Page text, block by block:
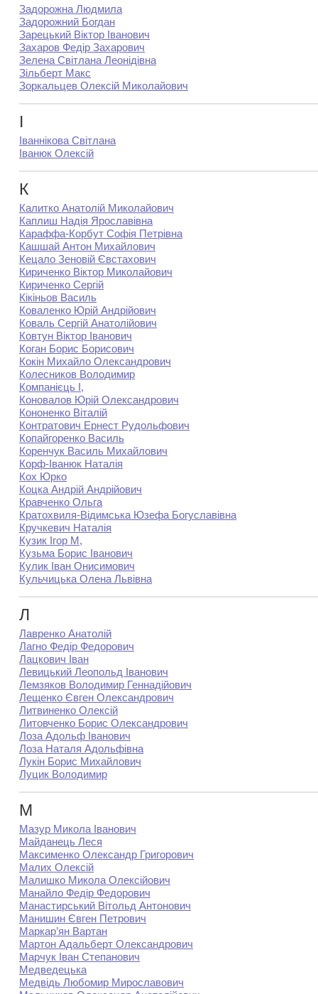
Задорожна Людмила
Задорожний Богдан
Зарецький Віктор Іванович
Захаров Федір Захарович
Зелена Світлана Леонідівна
Зільберт Макс
Зоркальцев Олексій Миколайович
І
Іваннікова Світлана
Іванюк Олексій
К
Калитко Анатолій Миколайович
Каплиш Надія Ярославівна
Караффа-Корбут Софія Петрівна
Кашшай Антон Михайлович
Кецало Зеновій Євстахович
Кириченко Віктор Миколайович
Кириченко Сергій
Кікіньов Василь
Коваленко Юрій Андрійович
Коваль Сергій Анатолійович
Ковтун Віктор Іванович
Коган Борис Борисович
Кокін Михайло Олександрович
Колесников Володимир
Компанієць І,
Коновалов Юрій Олександрович
Кононенко Віталій
Контратович Ернест Рудольфович
Копайгоренко Василь
Коренчук Василь Михайлович
Корф-Іванюк Наталія
Кох Юрко
Коцка Андрій Андрійович
Кравченко Ольга
Кратохвиля-Відимська Юзефа Богуславівна
Кручкевич Наталія
Кузик Ігор М,
Кузьма Борис Іванович
Кулик Іван Онисимович
Кульчицька Олена Львівна
Л
Лавренко Анатолій
Лагно Федір Федорович
Лацкович Іван
Левицький Леопольд Іванович
Лемзяков Володимир Геннадійович
Лещенко Євген Олександрович
Литвиненко Олексій
Литовченко Борис Олександрович
Лоза Адольф Іванович
Лоза Наталя Адольфівна
Лукін Борис Михайлович
Луцик Володимир
М
Мазур Микола Іванович
Майданець Леся
Максименко Олександр Григорович
Малих Олексій
Малишко Микола Олексійович
Манайло Федір Федорович
Манастирський Вітольд Антонович
Манишин Євген Петрович
Маркар’ян Вартан
Мартон Адальберт Олександрович
Марчук Іван Степанович
Медведецька
Медвідь Любомир Мирославович